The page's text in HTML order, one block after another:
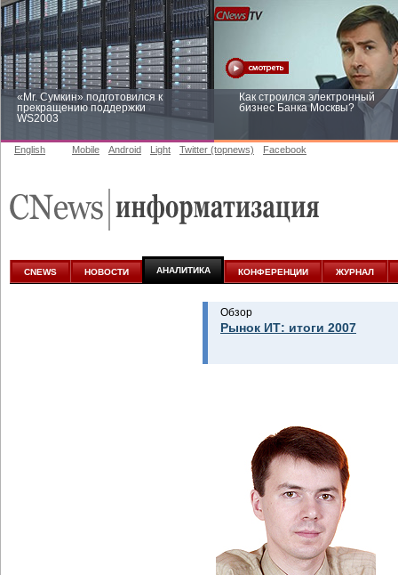
«Mr. Сумкин» подготовился к
прекращению поддержки
WS2003
Как строился электронный
бизнес Банка Москвы?
аналитике
English Mobile Android Light Twitter (topnews) Facebook
CNEWS НОВОСТИ АНАЛИТИКА КОНФЕРЕНЦИИ ЖУРНАЛ
Обзор
Рынок ИТ: итоги 2007